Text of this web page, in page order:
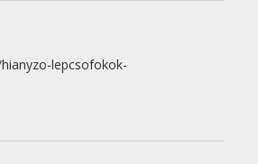
lepcsofokok-